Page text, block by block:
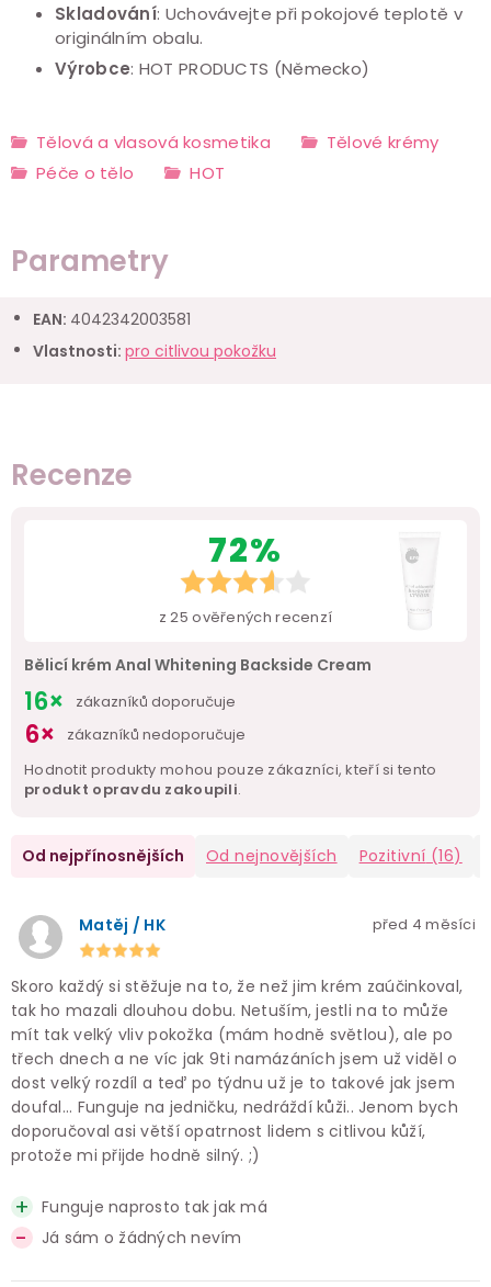
Skladování: Uchovávejte při pokojové teplotě v
originálním obalu.
Výrobce: HOT PRODUCTS (Německo)
Tělová a vlasová kosmetika
Tělové krémy
Péče o tělo
HOT
Parametry
EAN: 4042342003581
Vlastnosti: pro citlivou pokožku
Recenze
72%
z25 ověřených recenzí
Bělicí krém Anal Whitening Backside Cream
16× zákazníků doporučuje
6×
zákazníků nedoporučuje
Hodnotit produkty mohou pouze zákazníci, kteří si tento
produkt opravdu zakoupili.
Od nejpřínosnějších Od nejnovějších Pozitivní (16)
Matěj / HK před 4 měsíci
Skoro každý si stěžuje na to, že než jim krém zaúčinkoval,
tak ho mazali dlouhou dobu. Netuším, jestli na to může
mít tak velký vliv pokožka (mám hodně světlou), ale po
třech dnech a ne víc jak 9ti namázáních jsem už viděl o
dost velký rozdíl a teď po týdnu už je to takové jak jsem
doufal... Funguje na jedničku, nedráždí kůži.. Jenom bych
doporučoval asi větší opatrnost lidem s citlivou kůží,
protože mi přijde hodně silný. ;)
Funguje naprosto tak jak má
Já sám o žádných nevím